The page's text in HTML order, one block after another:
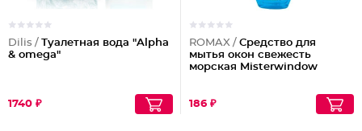
Dilis / Туалетная вода "Alpha
& omega"
1740 ₽
ROMAX / Средство для
мытья окон свежесть
морская Misterwindow
186 ₽